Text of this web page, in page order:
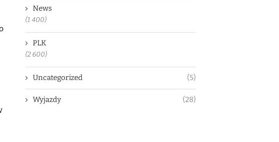
News
(1 400)
PLK
(2 600)
Uncategorized (5)
Wyjazdy (28)